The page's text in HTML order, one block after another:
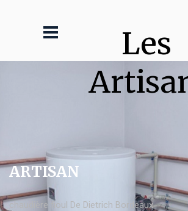
Les
ARTISAN
chaudière fioul De Dietrich Bordeaux